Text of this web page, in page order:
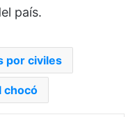
país.
por civiles
chocó